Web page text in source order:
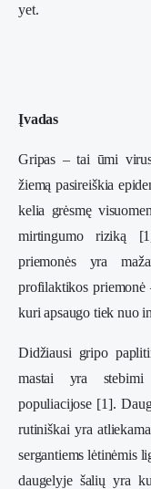
yet.
Įvadas
Gripas – tai ūmi
žiemą pasireiškia
kelia grėsmę
mirtingumo riziką
priemonės yra
profilaktikos priemonė
kuri apsaugo tiek nuo
Didžiausi gripo
mastai yra
populiacijose [1].
rutiniškai yra
sergantiems lėtinėmis
daugelyje šalių yra